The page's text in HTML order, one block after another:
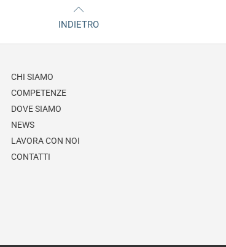
INDIETRO
CHI SIAMO
COMPETENZE
DOVE SIAMO
NEWS
LAVORA CON NOI
CONTATTI